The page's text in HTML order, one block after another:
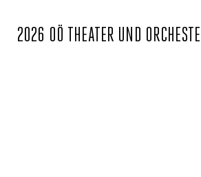
2026 OÖ THEATER UND